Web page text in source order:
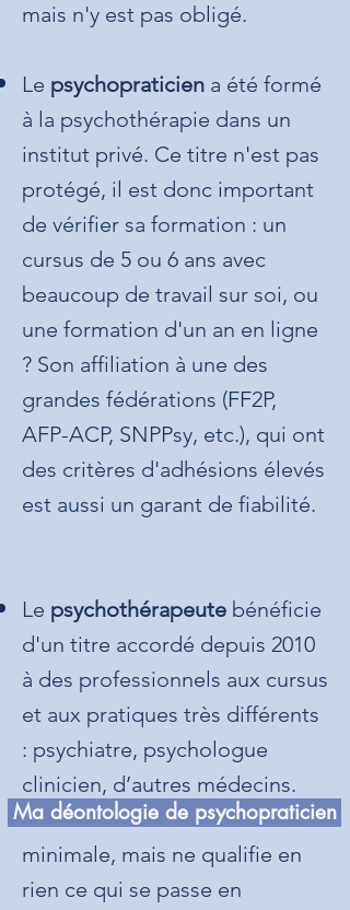
mais n'y est pas obligé.
Le psychopraticien a été formé
à la psychothérapie dans un
institut privé. Ce titre n'est pas
protégé, il est donc important
de vérifier sa formation : un
cursus de 5 ou 6 ans avec
beaucoup de travail sur soi, ou
une formation d'un an en ligne
? Son affiliation à une des
grandes fédérations (FF2P,
AFP-ACP, SNPPsy, etc.), qui ont
des critères d'adhésions élevés
est aussi un garant de fiabilité.
Le psychothérapeute bénéficie
d'un titre accordé depuis 2010
à des professionnels aux cursus
et aux pratiques très différents
: psychiatre, psychologue
clinicien, d’autres médecins.
Ce titre assure une formation
minimale, mais ne qualifie en
rien ce qui se passe en
Ma déontologie de psychopraticien